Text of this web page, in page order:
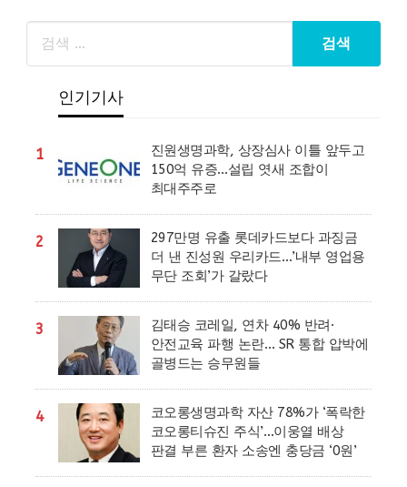
인기기사
1
진원생명과학, 상장심사 이틀 앞두고
150억 유증…설립 엿새 조합이
최대주주로
2
297만명 유출 롯데카드보다 과징금
더 낸 진성원 우리카드…’내부 영업용
무단 조회’가 갈랐다
3
김태승 코레일, 연차 40% 반려·
안전교육 파행 논란… SR 통합 압박에
골병드는 승무원들
4
코오롱생명과학 자산 78%가 ‘폭락한
코오롱티슈진 주식’…이웅열 배상
판결 부른 환자 소송엔 충당금 ‘0원’